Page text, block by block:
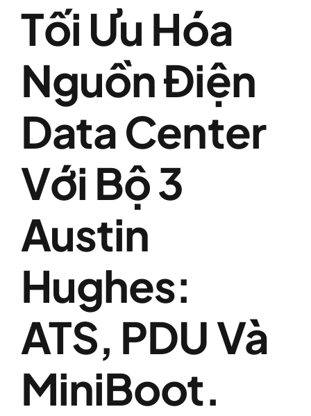
Tối Ưu Hóa
Nguồn Điện
Data Center
Với Bộ 3
Austin
Hughes:
ATS, PDU Và
MiniBoot.